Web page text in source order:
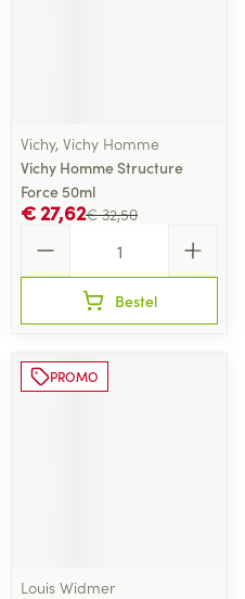
Vichy, Vichy Homme
Vichy Homme Structure
Force 50ml
€ 32,50
€ 27,62
Bestel
PROMO
Louis Widmer